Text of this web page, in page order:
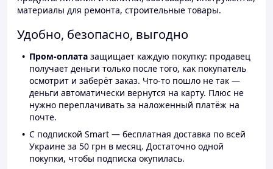
материалы для ремонта, строительные товары.
Удобно, безопасно, выгодно
Пром-оплата защищает каждую покупку: продавец
получает деньги только после того, как покупатель
осмотрит и заберёт заказ. Что-то пошло не так —
деньги автоматически вернутся на карту. Плюс не
нужно переплачивать за наложенный платёж на
почте.
С подпиской Smart — бесплатная доставка по всей
Украине за 50 грн в месяц. Достаточно одной
покупки, чтобы подписка окупилась.